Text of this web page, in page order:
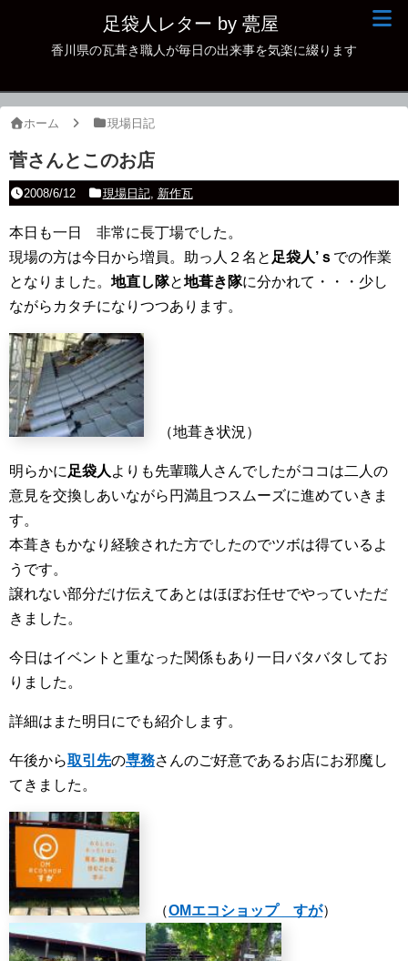
足袋人レター by 甍屋
香川県の瓦葺き職人が毎日の出来事を気楽に綴ります
ホーム 現場日記
菅さんとこのお店
2008/6/12 現場日記, 新作瓦
本日も一日 非常に長丁場でした。
現場の方は今日から増員。助っ人２名と 足袋人’ｓ での作業
となりました。 地直し隊と地葺き隊に分かれて・・・少し
ながらカタチになりつつあります。
（地葺き状況）
明らかに 足袋人 よりも先輩職人さんでしたがココは二人の
意見を交換しあいながら円満且つスムーズに進めていきま
す。
本葺きもかなり経験された方でしたのでツボは得ているよ
うです。
譲れない部分だけ伝えてあとはほぼお任せでやっていただ
きました。
今日はイベントと重なった関係もあり一日バタバタしてお
りました。
詳細はまた明日にでも紹介します。
午後から取引先の専務さんのご好意であるお店にお邪魔し
てきました。
（OMエコショップ すが）
現場日記
古瓦
本日の一品